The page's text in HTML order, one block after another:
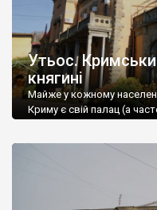
Утьос.
княгині
Майже у кожному
Криму є свій палац (а